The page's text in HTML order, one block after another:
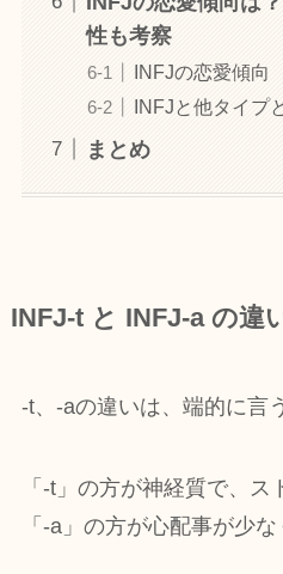
性も考察
INFJの恋愛傾向
INFJと他タイプ
まとめ
INFJ-t と INFJ-a の違
-t、-aの違いは、端的に言
「-t」の方が神経質で、ス
「-a」の方が心配事が少